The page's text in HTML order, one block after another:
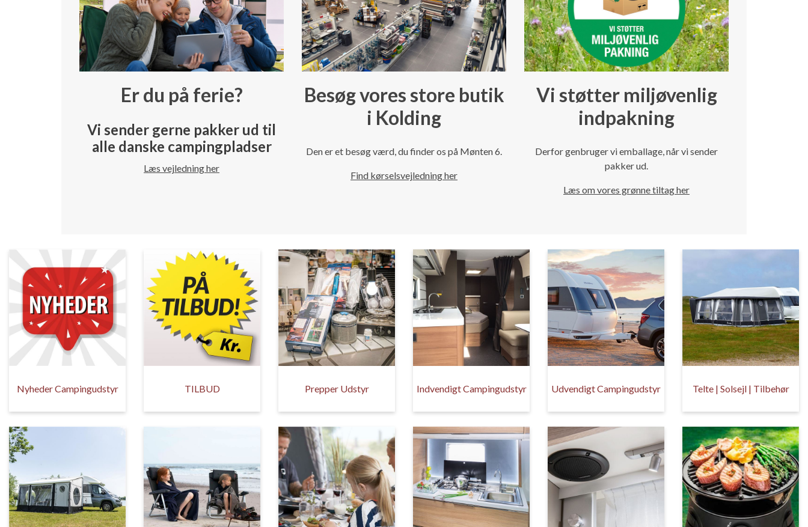
Er du på ferie?
Vi sender gerne pakker ud til
alle danske campingpladser
Læs vejledning her
Besøg vores store butik
i Kolding
Den er et besøg værd, du finder os på Mønten 6.
Find kørselsvejledning her
Vi støtter miljøvenlig
indpakning
Derfor genbruger vi emballage, når vi sender
pakker ud.
Læs om vores grønne tiltag her
Nyheder Campingudstyr TILBUD Prepper Udstyr Indvendigt Campingudstyr Udvendigt Campingudstyr Telte | Solsejl | Tilbehør